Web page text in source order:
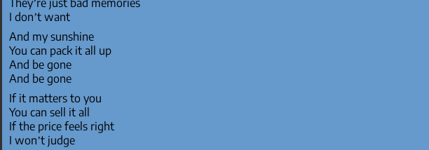
They’re just bad memories
I don’t want
And my sunshine
You can pack it all up
And be gone
And be gone
If it matters to you
You can sell it all
If the price feels right
I won’t judge